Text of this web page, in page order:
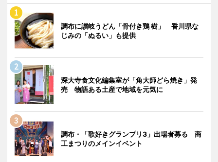
調布に讃岐うどん「骨付き鶏 樹」 香川県な
じみの「ぬるい」も提供
深大寺食文化編集室が「角大師どら焼き」発
売 物語ある土産で地域を元気に
調布・「歌好きグランプリ3」出場者募る 商
工まつりのメインイベント